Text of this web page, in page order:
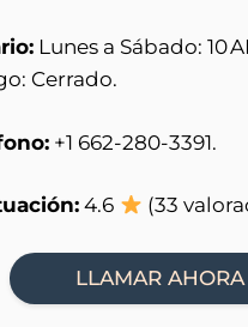
Lunes a Sábado: 10
Cerrado.
+1 662-280-3391.
4.6 (33
LLAMAR AHORA